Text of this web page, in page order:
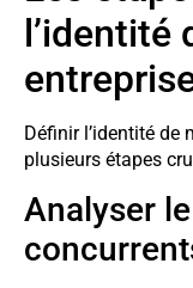
l’identité
Définir l’identité de
plusieurs étapes
Analyser